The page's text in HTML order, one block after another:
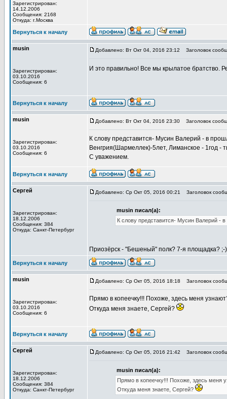
Зарегистрирован:
14.12.2006
Сообщения: 2168
Откуда: г.Москва
Вернуться к началу
musin
Зарегистрирован:
03.10.2016
Сообщения: 6
Добавлено: Вт Окт 04, 2016 23:12 Заголовок
И это правильно! Все мы крылатое братство.
Вернуться к началу
musin
Зарегистрирован:
03.10.2016
Сообщения: 6
Добавлено: Вт Окт 04, 2016 23:30 Заголовок
К слову представится- Мусин Валерий - в
Венгрия(Шармеллек)-5лет, Лиманское - 1год -
С уважением.
Вернуться к началу
Сергей
Зарегистрирован:
18.12.2006
Сообщения: 384
Откуда: Санкт-Петербург
Добавлено: Ср Окт 05, 2016 00:21 Заголовок
musin писал(а):
К слову представится- Мусин Валерий -
Приозёрск - "Бешеный" полк? 7-я площадка?
Вернуться к началу
musin
Зарегистрирован:
03.10.2016
Сообщения: 6
Добавлено: Ср Окт 05, 2016 18:18 Заголовок
Прямо в копеечку!!! Похоже, здесь меня
Откуда меня знаете, Сергей?
Вернуться к началу
Сергей
Зарегистрирован:
18.12.2006
Сообщения: 384
Откуда: Санкт-Петербург
Добавлено: Ср Окт 05, 2016 21:42 Заголовок
musin писал(а):
Прямо в копеечку!!! Похоже, здесь меня
Откуда меня знаете, Сергей?